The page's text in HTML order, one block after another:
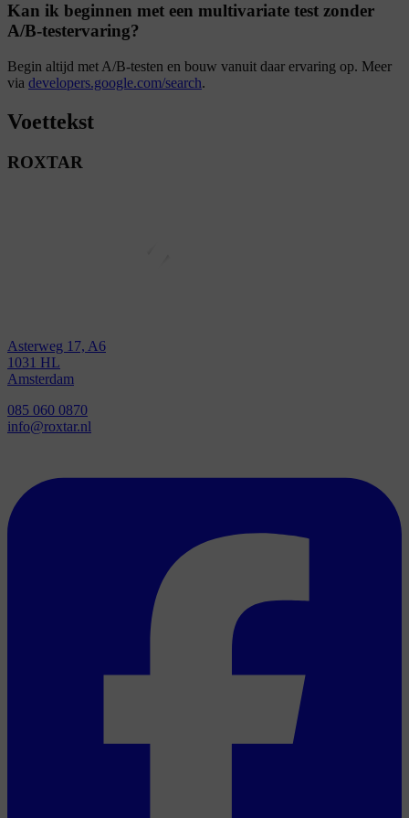
Kan ik beginnen met een multivariate test zonder
A/B-testervaring?
Begin altijd met A/B-testen en bouw vanuit daar ervaring op. Meer
via developers.google.com/search.
Voettekst
ROXTAR
Asterweg 17, A6
1031 HL
Amsterdam
085 060 0870
info@roxtar.nl